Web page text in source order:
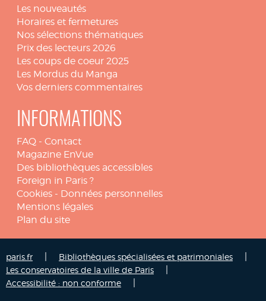
Les nouveautés
Horaires et fermetures
Nos sélections thématiques
Prix des lecteurs 2026
Les coups de coeur 2025
Les Mordus du Manga
Vos derniers commentaires
INFORMATIONS
FAQ - Contact
Magazine EnVue
Des bibliothèques accessibles
Foreign in Paris ?
Cookies - Données personnelles
Mentions légales
Plan du site
paris.fr Bibliothèques spécialisées et patrimoniales
Les conservatoires de la ville de Paris
Accessibilité : non conforme